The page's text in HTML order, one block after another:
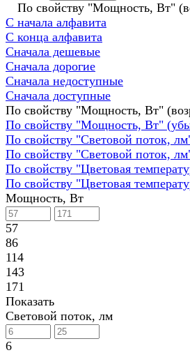
По свойству "Мощность, Вт"
С начала алфавита
С конца алфавита
Сначала дешевые
Сначала дорогие
Сначала недоступные
Сначала доступные
По свойству "Мощность, Вт"
По свойству "Мощность, Вт"
По свойству "Световой поток,
По свойству "Световой поток,
По свойству "Цветовая
По свойству "Цветовая
Мощность, Вт
57
86
114
143
171
Показать
Световой поток, лм
6